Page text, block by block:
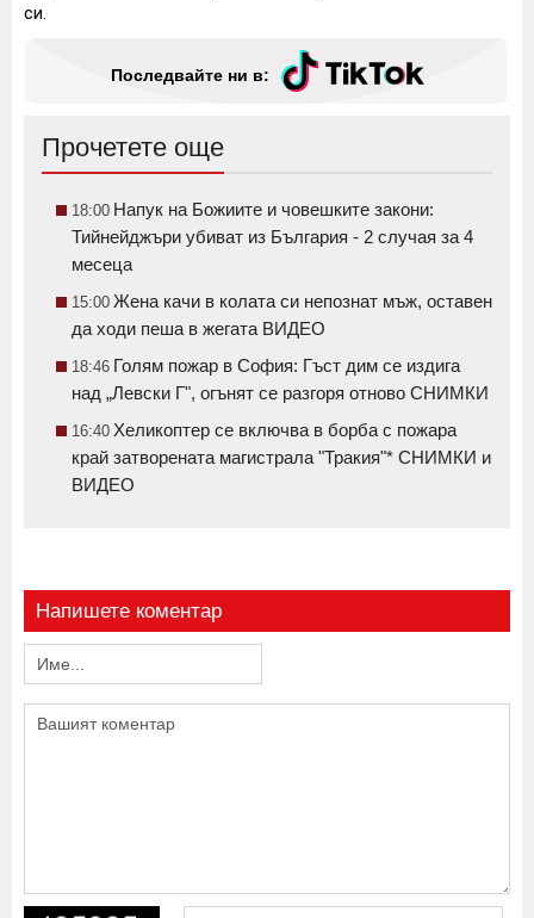
си.
Последвайте ни в:
Прочетете още
18:00 Напук на Божиите и човешките закони:
Тийнейджъри убиват из България - 2 случая за 4
месеца
15:00 Жена качи в колата си непознат мъж, оставен
да ходи пеша в жегата ВИДЕО
18:46 Голям пожар в София: Гъст дим се издига
над „Левски Г", огънят се разгоря отново СНИМКИ
16:40 Хеликоптер се включва в борба с пожара
край затворената магистрала "Тракия"* СНИМКИ и
ВИДЕО
Напишете коментар